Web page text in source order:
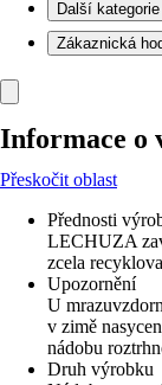
Další kategorie
Zákaznická
Informace o
Přeskočit oblast
Přednosti
LECHUZA
zcela
Upozornění
U
v zimě
nádobu
Druh výrobku